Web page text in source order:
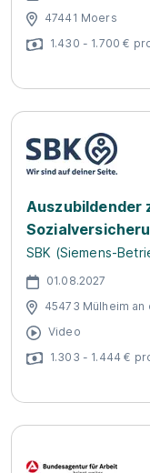
47441 Moers
1.430 - 1.700 €
Auszubildender
SBK (Siemens-
01.08.2027
45473 Mülheim an
Video
1.303 - 1.444 €